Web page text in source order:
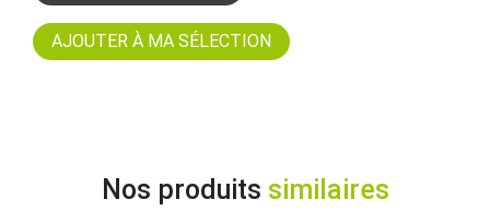
Nos produits similaires